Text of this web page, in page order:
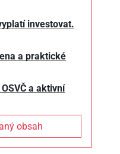
investovat.
a praktické
a aktivní
obsah